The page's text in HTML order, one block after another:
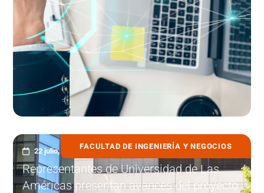
FACULTAD DE INGENIERÍA Y NEGOCIOS
22 julio, 2026
Representantes de Universidad de Las
Américas presentan avances del proyecto